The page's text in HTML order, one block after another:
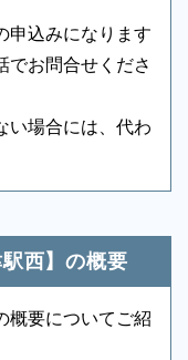
冷蔵庫
多目的トイレ
エントランス
葬具（祭壇、棺、
わせてご用意いた
なども代行できま
申込みになります
でお問合せくださ
い場合には、代わ
西】の概要
概要についてご紹